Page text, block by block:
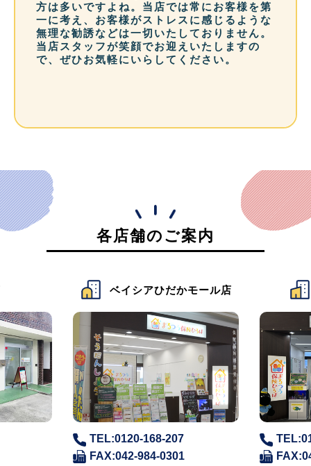
方は多いですよね。当店では常にお客様を第
一に考え、お客様がストレスに感じるような
無理な勧誘などは一切いたしておりません。
当店スタッフが笑顔でお迎えいたしますの
で、ぜひお気軽にいらしてください。
各店舗のご案内
ベイシア佐倉店
TEL:0120-168-206
FAX:043-483-5002